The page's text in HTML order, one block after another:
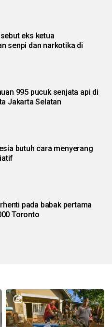
eks ketua
senpi dan narkotika di
995 pucuk senjata api di
Jakarta Selatan
butuh cara menyerang
pada babak pertama
Toronto